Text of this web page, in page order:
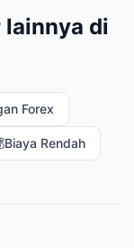
lainnya di
Forex
Biaya Rendah